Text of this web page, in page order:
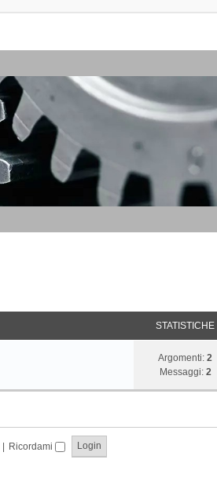
STATISTICHE
Argomenti:2
Messaggi: 2
| Ricordami